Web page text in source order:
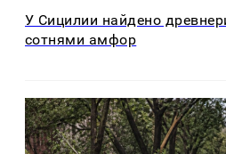
У Сицилии найдено
сотнями амфор